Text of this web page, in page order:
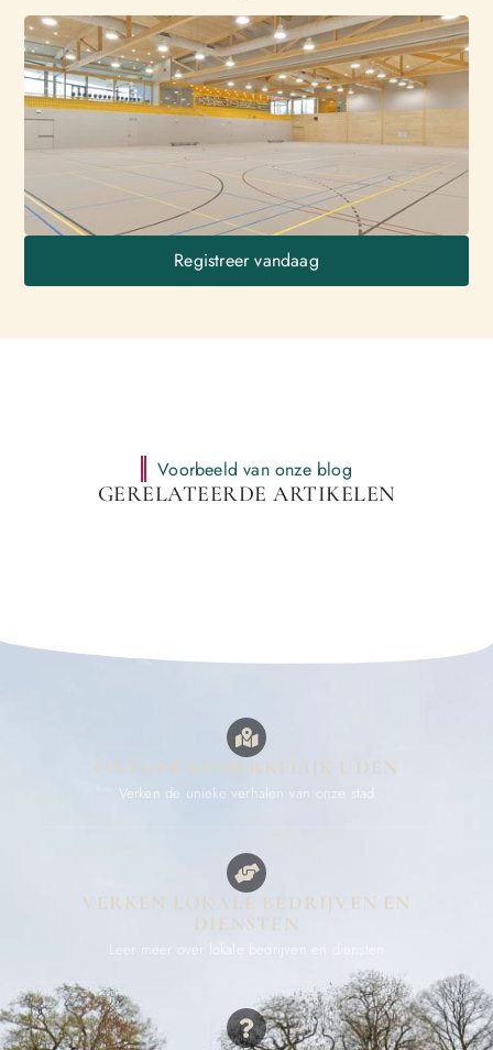
Registreer vandaag
Voorbeeld van onze blog
GERELATEERDE ARTIKELEN
ONTDEK OPMERKELIJK UDEN
Verken de unieke verhalen van onze stad
VERKEN LOKALE BEDRIJVEN EN
DIENSTEN
Leer meer over lokale bedrijven en diensten